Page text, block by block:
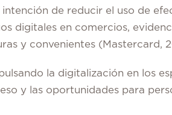
intención de reducir el uso de
digitales en comercios,
y convenientes (Mastercard,
la digitalización en los
y las oportunidades para